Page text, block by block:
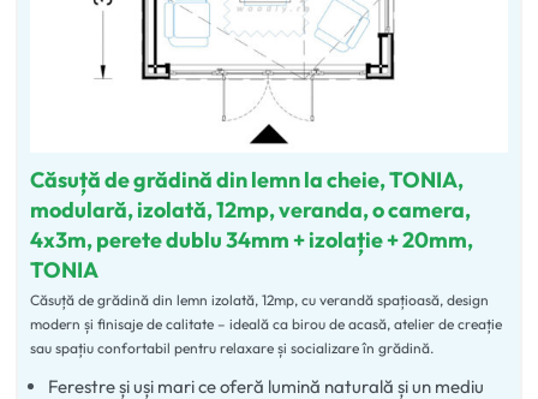
Căsuță de grădină din lemn la cheie, TONIA,
modulară, izolată, 12mp, veranda, o camera,
4x3m, perete dublu 34mm + izolație + 20mm,
TONIA
Căsuță de grădină din lemn izolată, 12mp, cu verandă spațioasă, design
modern și finisaje de calitate – ideală ca birou de acasă, atelier de creație
sau spațiu confortabil pentru relaxare și socializare în grădină.
Ferestre și uși mari ce oferă lumină naturală și un mediu